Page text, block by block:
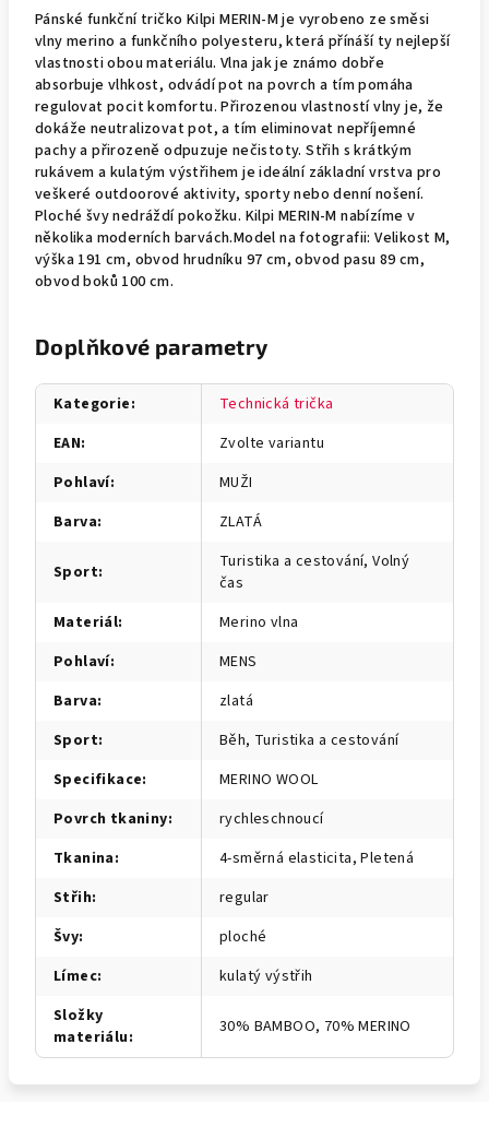
Pánské funkční tričko Kilpi MERIN-M je vyrobeno ze směsi
vlny merino a funkčního polyesteru, která přínáší ty nejlepší
vlastnosti obou materiálu. Vlna jak je známo dobře
absorbuje vlhkost, odvádí pot na povrch a tím pomáha
regulovat pocit komfortu. Přirozenou vlastností vlny je, že
dokáže neutralizovat pot, a tím eliminovat nepříjemné
pachy a přirozeně odpuzuje nečistoty. Střih s krátkým
rukávem a kulatým výstřihem je ideální základní vrstva pro
veškeré outdoorové aktivity, sporty nebo denní nošení.
Ploché švy nedráždí pokožku. Kilpi MERIN-M nabízíme v
několika moderních barvách.Model na fotografii: Velikost M,
výška 191 cm, obvod hrudníku 97 cm, obvod pasu 89 cm,
obvod boků 100 cm.
Doplňkové parametry
Kategorie:
Technická trička
EAN:
Zvolte variantu
Pohlaví:
MUŽI
Barva: ZLATÁ
Sport:
Turistika a cestování, Volný
čas
Materiál:
Merino vlna
Pohlaví:
MENS
Barva:
zlatá
Sport:
Běh, Turistika a cestování
Specifikace:
MERINO WOOL
Povrch tkaniny:
rychleschnoucí
Tkanina:
4-směrná elasticita, Pletená
Střih:
regular
Švy:
ploché
Límec:
kulatý výstřih
Složky
materiálu: 30% BAMBOO, 70% MERINO